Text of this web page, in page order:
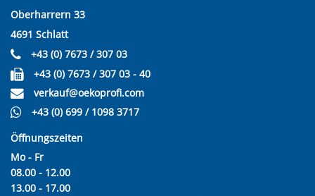
Oberharrern 33
4691 Schlatt
+43 (0) 7673 / 307 03
+43 (0) 7673 / 307 03 - 40
verkauf@oekoprofi.com
+43 (0) 699 / 1098 3717
Öffnungszeiten
Mo - Fr
08.00 - 12.00
13.00 - 17.00